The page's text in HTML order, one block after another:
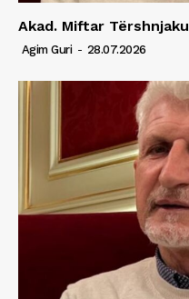
Akad. Miftar
Agim Guri - 28.07.2026